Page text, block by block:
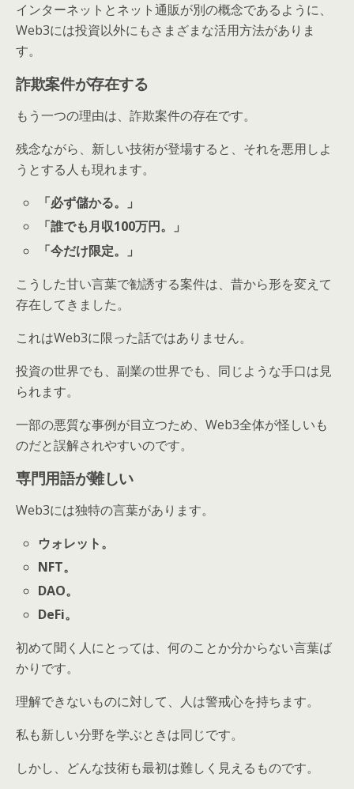
インターネットとネット通販が別の概念であるように、
Web3には投資以外にもさまざまな活用方法がありま
す。
詐欺案件が存在する
もう一つの理由は、詐欺案件の存在です。
残念ながら、新しい技術が登場すると、それを悪用しよ
うとする人も現れます。
「必ず儲かる。」
「誰でも月収100万円。」
「今だけ限定。」
こうした甘い言葉で勧誘する案件は、昔から形を変えて
存在してきました。
これはWeb3に限った話ではありません。
投資の世界でも、副業の世界でも、同じような手口は見
られます。
一部の悪質な事例が目立つため、Web3全体が怪しいも
のだと誤解されやすいのです。
専門用語が難しい
Web3には独特の言葉があります。
ウォレット。
NFT。
DAO。
DeFi。
初めて聞く人にとっては、何のことか分からない言葉ば
かりです。
理解できないものに対して、人は警戒心を持ちます。
私も新しい分野を学ぶときは同じです。
しかし、どんな技術も最初は難しく見えるものです。